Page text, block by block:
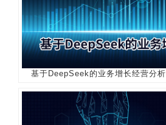
基于DeepSeek的业务增长经营分析